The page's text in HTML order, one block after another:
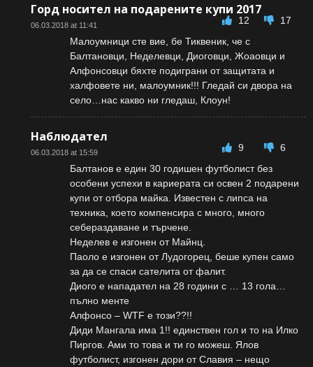
Горд носител на подарените купи 2017
06.03.2018 at 11:41 12
17
Малоумници сте вие, бе Тиквеник, че с
Балтановци, Неделевци, Диоговци, Жоаовци и
Алфонсовци бяхте подиграни от защитата и
халфовете ни, малоумник!!! Гледай си двора на
село…нас какво ни гледаш, Клоун!
Наблюдател
06.03.2018 at 15:59 9
6
Балтанов е един 30 годишен футболист без
особени успехи в кариерата си освен 2 подарени
купи от отбора майка. Известен с липса на
техника, което компенсира с много, много
себераздаване и търчене.
Неделев е изгонен от Майнц.
Паоло е изгонен от Лудогорец, беше купен само
за да се спаси сателита от фалит.
Диого е нападател на 28 години с … 13 гола…
пълно менте
Алфонсо – WTF е този??!!
Диди Мангала има 1!! единствен гол и то на Илко
Пиргов. Ами то това и ти го можеш. Ялов
футболист, изгонен дори от Славия – нещо